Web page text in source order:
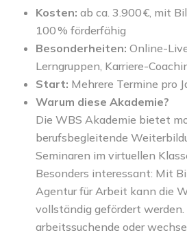
Kosten: ab ca. 3.900 €, mit
100 % förderfähig
Besonderheiten: Online-
Lerngruppen, Karriere-
Start: Mehrere Termine pro
Warum diese Akademie?
Die WBS Akademie bietet
berufsbegleitende
Seminaren im virtuellen
Besonders interessant: Mit
Agentur für Arbeit kann die
vollständig gefördert werden.
arbeitssuchende oder